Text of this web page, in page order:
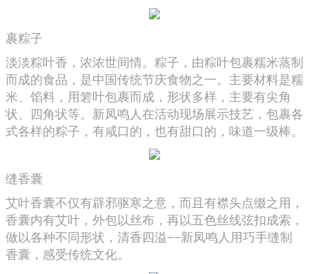
裹粽子
淡淡粽叶香，浓浓世间情。粽子，由粽叶包裹糯米蒸制
而成的食品，是中国传统节庆食物之一。主要材料是糯
米、馅料，用箬叶包裹而成，形状多样，主要有尖角
状、四角状等。新凤鸣人在活动现场展示技艺，包裹各
式各样的粽子，有咸口的，也有甜口的，味道一级棒。
缝香囊
艾叶香囊不仅有辟邪驱寒之意，而且有襟头点缀之用，
香囊内有艾叶，外包以丝布，再以五色丝线弦扣成索，
做以各种不同形状，清香四溢~~新凤鸣人用巧手缝制
香囊，感受传统文化。